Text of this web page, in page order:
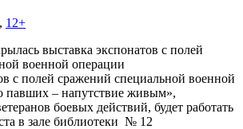
, 12+
с полей сражений специальной военной
павших – напутствие живым»,
боевых действий, будет работать
в зале библиотеки № 12